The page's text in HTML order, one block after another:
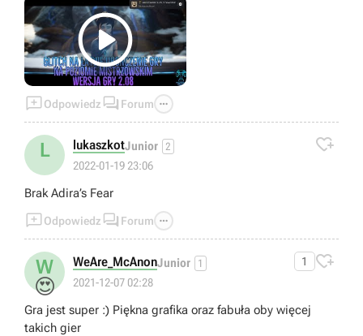

Odpowiedz  Forum 
L lukaszkotJunior 2
2022-01-19 23:06

Brak Adira’s Fear
Odpowiedz  Forum 
W
😍
WeAre_McAnonJunior 1
2021-12-07 02:28
1 
Gra jest super :) Piękna grafika oraz fabuła oby więcej
takich gier